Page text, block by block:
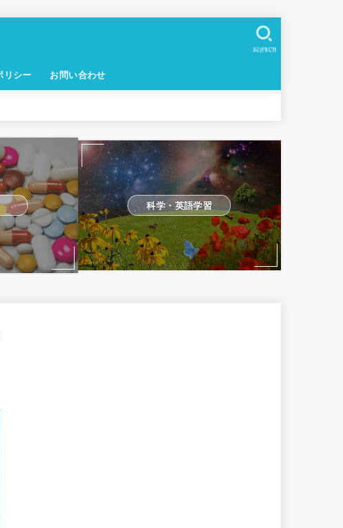
リシー お問い合わせ
SEARCH
科学・英語学習